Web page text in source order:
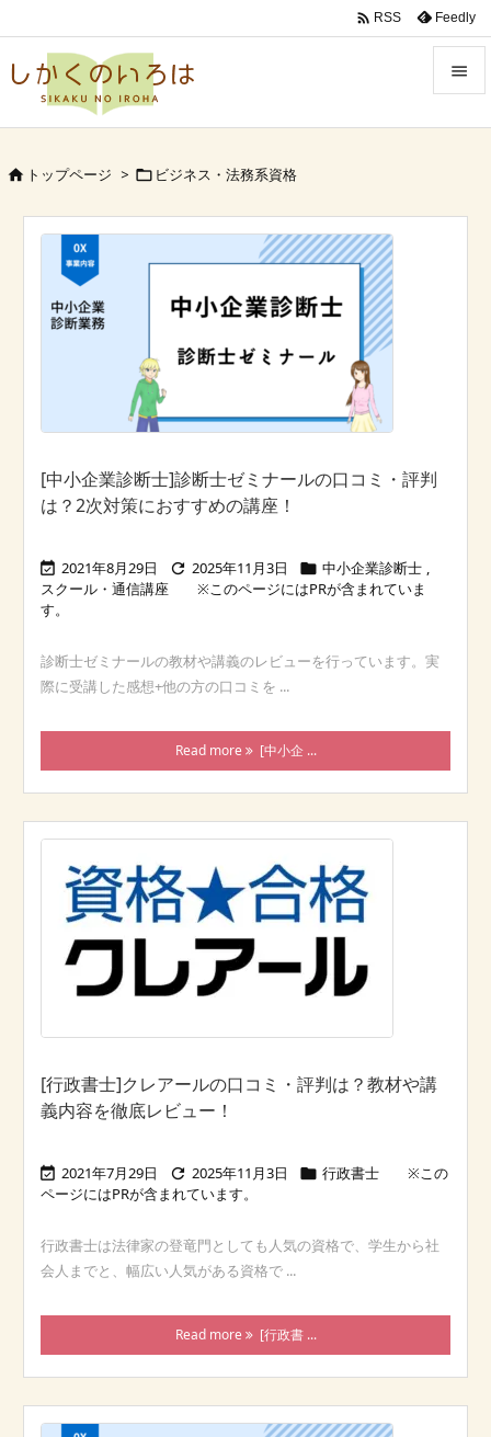

 RSS Feedly
 トップページ >  ビジネス・法務系資格
[中小企業診断士]診断士ゼミナールの口コミ・評判
は？2次対策におすすめの講座！
 2021年8月29日  2025年11月3日  中小企業診断士 ,
スクール・通信講座
診断士ゼミナールの教材や講義のレビューを行っています。実
際に受講した感想+他の方の口コミを ...
Read more [中小企 ...
[行政書士]クレアールの口コミ・評判は？教材や講
義内容を徹底レビュー！
 2021年7月29日  2025年11月3日  行政書士
行政書士は法律家の登竜門としても人気の資格で、学生から社
会人までと、幅広い人気がある資格で ...
Read more [行政書 ...